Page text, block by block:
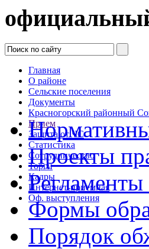
Главная
О районе
Сельские поселения
Документы
Красногорский районный
Прием
Защита от ЧС
Статистика
Сотрудничество
Торги
Кадры
Интернет-приемная
Оф. выступления
Проекты
Формы
Порядок